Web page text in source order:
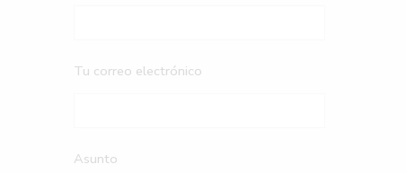
Tu correo electrónico
Asunto